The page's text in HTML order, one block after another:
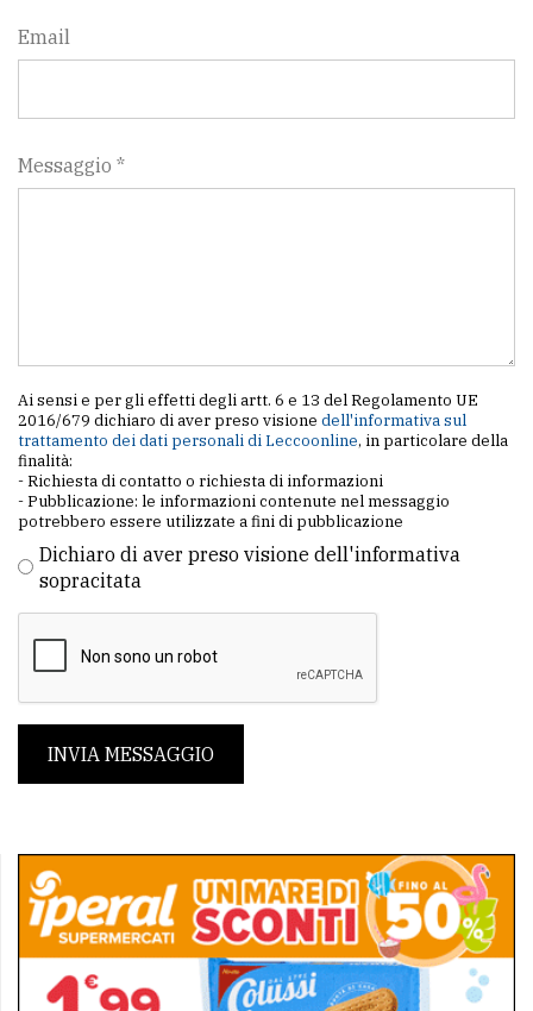
Email
Messaggio *
Ai sensi e per gli effetti degli artt. 6 e 13 del Regolamento UE
2016/679 dichiaro di aver preso visione dell'informativa sul
trattamento dei dati personali di Leccoonline, in particolare della
finalità:
- Richiesta di contatto o richiesta di informazioni
- Pubblicazione: le informazioni contenute nel messaggio
potrebbero essere utilizzate a fini di pubblicazione
Dichiaro di aver preso visione dell'informativa
sopracitata
INVIA MESSAGGIO